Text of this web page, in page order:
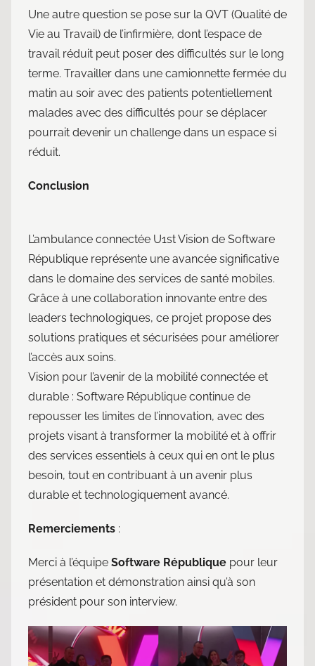
Une autre question se pose sur la QVT (Qualité de
Vie au Travail) de l’infirmière, dont l’espace de
travail réduit peut poser des difficultés sur le long
terme. Travailler dans une camionnette fermée du
matin au soir avec des patients potentiellement
malades avec des difficultés pour se déplacer
pourrait devenir un challenge dans un espace si
réduit.
Conclusion
L’ambulance connectée U1st Vision de Software
République représente une avancée significative
dans le domaine des services de santé mobiles.
Grâce à une collaboration innovante entre des
leaders technologiques, ce projet propose des
solutions pratiques et sécurisées pour améliorer
l’accès aux soins.
Vision pour l’avenir de la mobilité connectée et
durable : Software République continue de
repousser les limites de l’innovation, avec des
projets visant à transformer la mobilité et à offrir
des services essentiels à ceux qui en ont le plus
besoin, tout en contribuant à un avenir plus
durable et technologiquement avancé.
Remerciements :
Merci à l’équipe Software République pour leur
présentation et démonstration ainsi qu’à son
président pour son interview.